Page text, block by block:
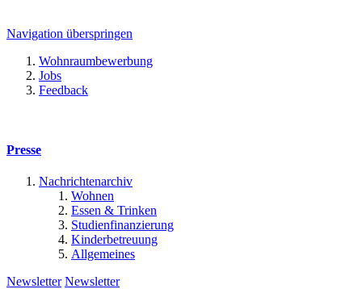
Navigation überspringen
Wohnraumbewerbung
Jobs
Feedback
Presse
Nachrichtenarchiv
Wohnen
Essen & Trinken
Studienfinanzierung
Kinderbetreuung
Allgemeines
Newsletter Newsletter